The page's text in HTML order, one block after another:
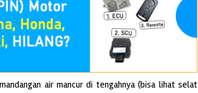
air mancur di tengahnya (bisa lihat selat